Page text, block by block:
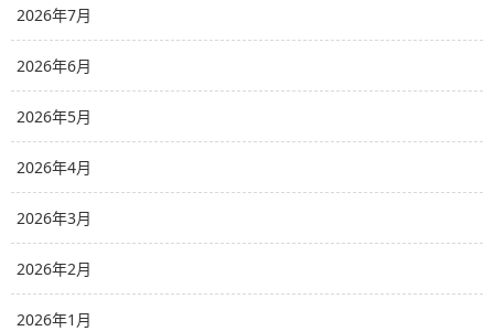
2026年7月
2026年6月
2026年5月
2026年4月
2026年3月
2026年2月
2026年1月